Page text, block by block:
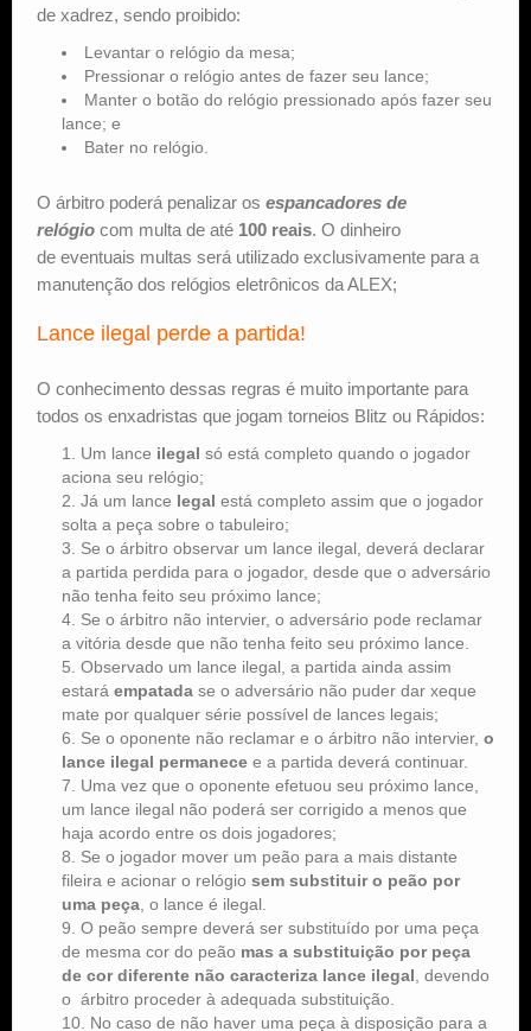
de xadrez, sendo proibido:
Levantar o relógio da mesa;
Pressionar o relógio antes de fazer seu lance;
Manter o botão do relógio pressionado após fazer seu
lance; e
Bater no relógio.
O árbitro poderá penalizar os espancadores de
relógio com multa de até 100 reais. O dinheiro
de eventuais multas será utilizado exclusivamente para a
manutenção dos relógios eletrônicos da ALEX;
Lance ilegal perde a partida!
O conhecimento dessas regras é muito importante para
todos os enxadristas que jogam torneios Blitz ou Rápidos:
Um lance ilegal só está completo quando o jogador
aciona seu relógio;
Já um lance legal está completo assim que o jogador
solta a peça sobre o tabuleiro;
Se o árbitro observar um lance ilegal, deverá declarar
a partida perdida para o jogador, desde que o adversário
não tenha feito seu próximo lance;
Se o árbitro não intervier, o adversário pode reclamar
a vitória desde que não tenha feito seu próximo lance.
Observado um lance ilegal, a partida ainda assim
estará empatada se o adversário não puder dar xeque
mate por qualquer série possível de lances legais;
Se o oponente não reclamar e o árbitro não intervier, o
lance ilegal permanece e a partida deverá continuar.
Uma vez que o oponente efetuou seu próximo lance,
um lance ilegal não poderá ser corrigido a menos que
haja acordo entre os dois jogadores;
Se o jogador mover um peão para a mais distante
fileira e acionar o relógio sem substituir o peão por
uma peça , o lance é ilegal.
O peão sempre deverá ser substituído por uma peça
de mesma cor do peão mas a substituição por peça
de cor diferente não caracteriza lance ilegal , devendo
o árbitro proceder à adequada substituição.
No caso de não haver uma peça à disposição para a